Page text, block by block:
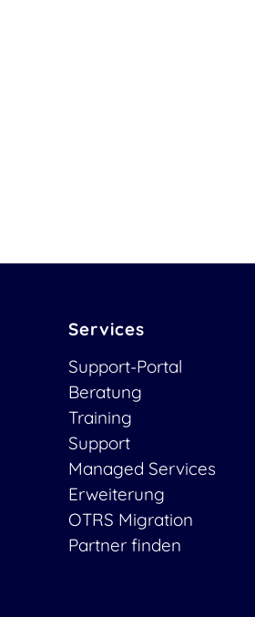
Services
Support-Portal
Beratung
Training
Support
Managed Services
Erweiterung
OTRS Migration
Partner finden